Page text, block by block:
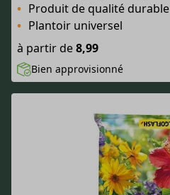
Produit de qualité durable
Plantoir universel
à partir de8,99
Bien approvisionné